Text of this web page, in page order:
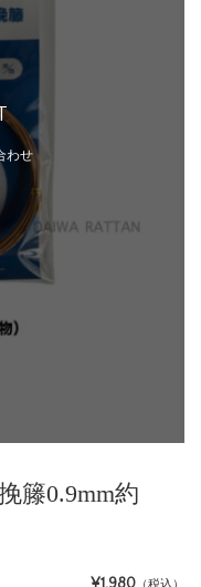
わせ
籐0.9mm約